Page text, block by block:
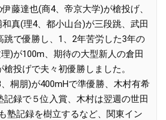
藤達也(商4、帝京大学)が槍投げ、
真(理4、都小山台)が三段跳、武田
跳で優勝し、1、2年苦労した3年の
)が100m、期待の大型新人の倉田
投げで夫々初優勝しました。
桐朋)が400mHで準優勝、木村有希
記録で５位入賞、木村は翌週の世田
塾記録を樹立するなど、関東イン